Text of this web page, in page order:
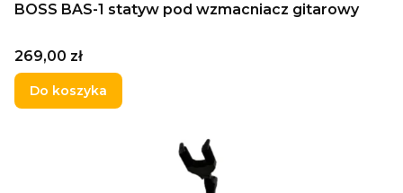
BOSS BAS-1 statyw pod wzmacniacz gitarowy
Cena
269,00 zł
Do koszyka